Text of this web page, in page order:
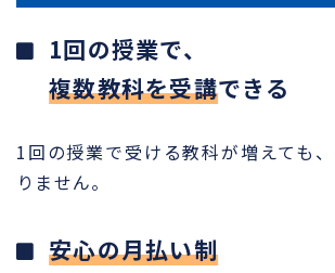
1回の授業で、
複数教科を受講できる
1回の授業で受ける教科が増えても
りません。
安心の月払い制